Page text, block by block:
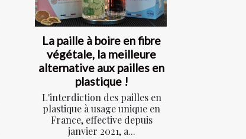
La paille à boire en fibre
végétale, la meilleure
alternative aux pailles en
plastique !
L'interdiction des pailles en
plastique à usage unique en
France, effective depuis
janvier 2021, a...